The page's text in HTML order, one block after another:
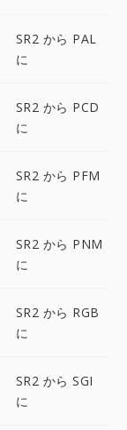
SR2 から PAL
に
SR2 から PCD
に
SR2 から PFM
に
SR2 から PNM
に
SR2 から RGB
に
SR2 から SGI
に